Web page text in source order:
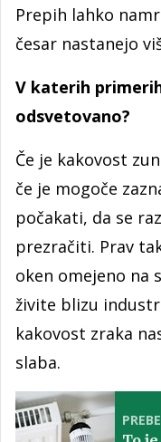
Prepih lahko
česar nastanejo
V katerih
odsvetovano?
Če je kakovost
če je mogoče
počakati, da se
prezračiti. Prav
oken omejeno na
živite blizu
kakovost zraka
slaba.